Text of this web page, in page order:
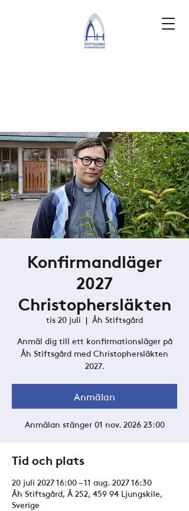
Konfirmandläger
2027
Christophersläkten
tis 20 juli
  |
Åh Stiftsgård
Anmäl dig till ett konfirmationsläger på
Åh Stiftsgård med Christophersläkten
2027.
Anmälan
Anmälan stänger 01 nov. 2026 23:00
Tid och plats
20 juli 2027 16:00 – 11 aug. 2027 16:30
Åh Stiftsgård, Å 252, 459 94 Ljungskile,
Sverige